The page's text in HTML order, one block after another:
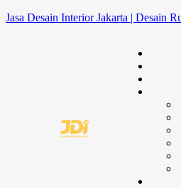
Jasa Desain Interior Jakarta | Desain